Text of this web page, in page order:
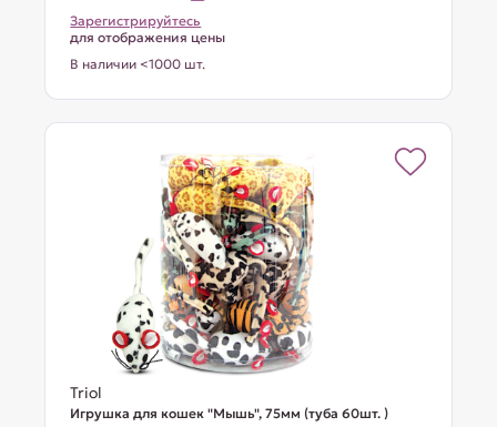
Зарегистрируйтесь
для отображения цены
В наличии <1000 шт.
Triol
Игрушка для кошек "Мышь", 75мм (туба 60шт. )